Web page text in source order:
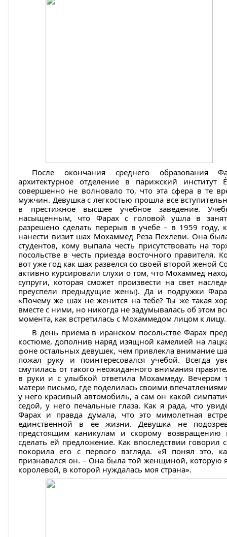
После окончания среднего образования
архитектурное отделение в парижский институт
совершенно не волновало то, что эта сфера в те
мужчин. Девушка с легкостью прошла все
в престижное высшее учебное заведение.
насыщенным, что Фарах с головой ушла в
разрешено сделать перерыв в учебе – в 1959
нанести визит шах Мохаммед Реза Пехлеви. Она
студентов, кому выпала честь присутствовать на
посольстве в честь приезда восточного правителя.
вот уже год как шах развелся со своей второй женой
активно курсировали слухи о том, что Мохаммед
супруги, которая сможет произвести на свет
преуспели предыдущие жены). Да и подружки
«Почему же шах не женится на тебе? Ты же такая
вместе с ними, но никогда не задумывалась об этом
момента, как встретилась с Мохаммедом лицом к лицу.
В день приема в иранском посольстве Фарах
костюме, дополнив наряд изящной камелией на
фоне остальных девушек, чем привлекла внимание
пожал руку и поинтересовался учебой. Всегда
смутилась от такого неожиданного внимания
в руки и с улыбкой ответила Мохаммеду. Вечером
матери письмо, где поделилась своими
у него красивый автомобиль, а сам он какой
седой, у него печальные глаза. Как я рада, что
Фарах и правда думала, что это мимолетная
единственной в ее жизни. Девушка не
предстоящим каникулам и скорому возвращению
сделать ей предложение. Как впоследствии говорил
покорила его с первого взгляда. «Я понял это,
признавался он. – Она была той женщиной, которую я
королевой, в которой нуждалась моя страна».